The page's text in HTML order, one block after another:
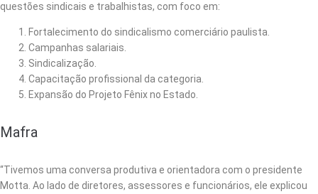
questões sindicais e trabalhistas, com foco em:
Fortalecimento do sindicalismo comerciário paulista.
Campanhas salariais.
Sindicalização.
Capacitação profissional da categoria.
Expansão do Projeto Fênix no Estado.
Mafra
“Tivemos uma conversa produtiva e orientadora com o presidente
Motta. Ao lado de diretores, assessores e funcionários, ele explicou